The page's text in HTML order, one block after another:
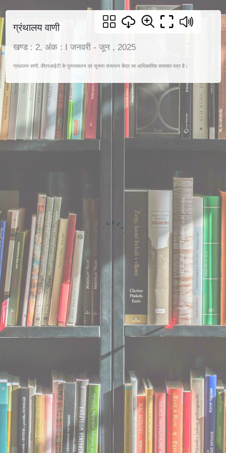
ग्रंथालय वाणी
खण्ड : 2, अंक : I जनवरी - जून , 2025
ग्रंथालय वाणी, वीएनआईटी के पुस्तकालय एवं सूचना संसाधन केंद्र का आधिकारिक समाचार पत्र है।